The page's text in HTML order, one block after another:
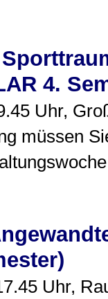
4.
Uhr,
müssen
Uhr,